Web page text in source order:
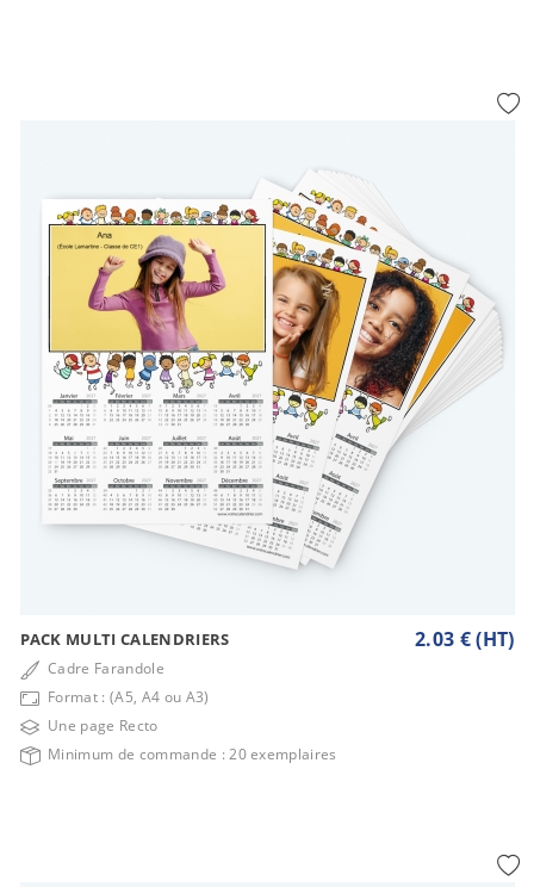
PACK MULTI CALENDRIERS
Cadre Farandole
Format : (A5, A4 ou A3)
Une page Recto
Minimum de commande : 20 exemplaires
2.03 € (HT)